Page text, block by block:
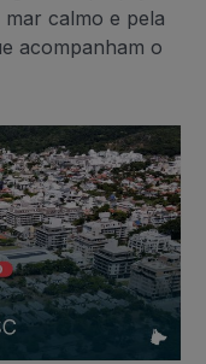
calmo e pela
acompanham o